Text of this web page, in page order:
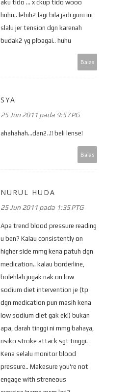
aku tido ... x ckup tido wooo
huhu.. lebih2 lagi bila jadi guru ini
slalu jer tension dgn karenah
budak2 yg plbagai.. huhu
Balas
SYA
25 Jun 2011 pada 9:57 PG
ahahahah...dan2..!! beli lense!
Balas
NURUL HUDA
25 Jun 2011 pada 1:35 PTG
Apa trend blood pressure reading
u ben? Kalau consistently on
higher side mmg kena patuh dgn
medication.. kalau borderline,
bolehlah jugak nak on low
sodium diet intervention je (tp
dgn medication pun masih kena
low sodium diet gak ek!) bukan
apa, darah tinggi ni mmg bahaya,
risiko stroke attack sgt tinggi.
Kena selalu monitor blood
pressure.. Makesure you're not
engage with streneous